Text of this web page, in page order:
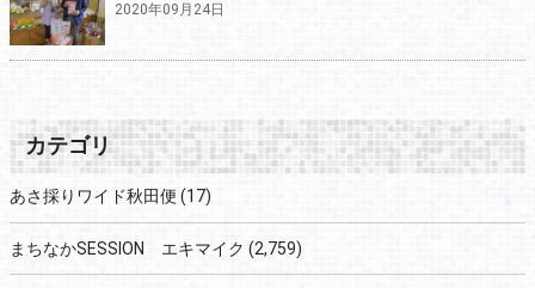
2020年09月24日
カテゴリ
あさ採りワイド秋田便 (17)
まちなかSESSION エキマイク (2,759)